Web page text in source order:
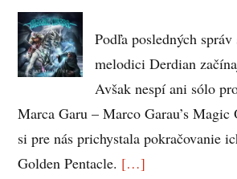
Podľa posledných
melodici Derdian
Avšak nespí ani sólo
Marca Garu – Marco Garau’s Magic
si pre nás prichystala pokračovanie
Golden Pentacle. […]